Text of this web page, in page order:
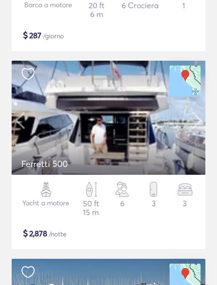
Barca a motore
20 ft
6 m
6 Crociera 1
$287 /giorno
Ferretti 500
Yacht a motore
50 ft
15 m
6 3 3
$2,878 /notte